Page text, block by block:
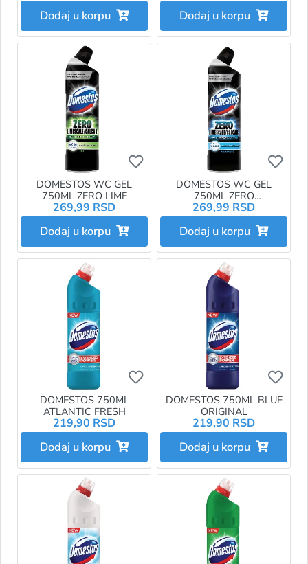
Dodaj u korpu Dodaj u korpu
Ukoliko želite da dodate
DOMESTOS WC GEL
750ML ZERO LIME
269,99 RSD
Dodaj u korpu
DOMESTOS WC GEL
750ML ZERO
AQUAMARINE
269,99 RSD
Dodaj u korpu
Ukoliko želite da dodate
DOMESTOS 750ML
ATLANTIC FRESH
219,90 RSD
Dodaj u korpu
DOMESTOS 750ML BLUE
ORIGINAL
219,90 RSD
Dodaj u korpu